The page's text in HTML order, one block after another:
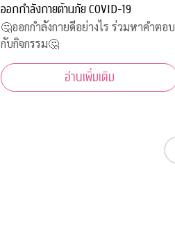
ออกกำลังกายต้านภัย COVID-19
🤔ออกกำลังกายดีอย่างไร ร่วมหาคำตอบ
กับกิจกรรม🤔
อ่านเพิ่มเติม